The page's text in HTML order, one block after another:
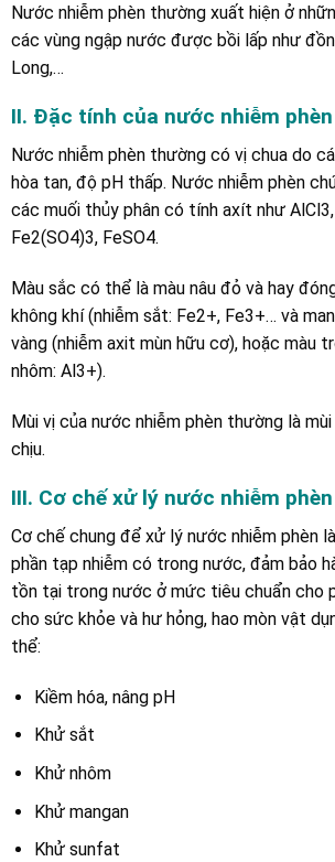
Nước nhiễm phèn thường xuất hiện ở
các vùng ngập nước được bồi lấp như
Long,…
II. Đặc tính của nước nhiễm phèn
Nước nhiễm phèn thường có vị chua do
hòa tan, độ pH thấp. Nước nhiễm phèn
các muối thủy phân có tính axít như
Fe2(SO4)3, FeSO4.
Màu sắc có thể là màu nâu đỏ và hay
không khí (nhiễm sắt: Fe2+, Fe3+… và
vàng (nhiễm axit mùn hữu cơ), hoặc màu
nhôm: Al3+).
Mùi vị của nước nhiễm phèn thường là
chịu.
III. Cơ chế xử lý nước nhiễm phèn
Cơ chế chung để xử lý nước nhiễm phèn
phần tạp nhiễm có trong nước, đảm bảo
tồn tại trong nước ở mức tiêu chuẩn cho
cho sức khỏe và hư hỏng, hao mòn vật
thể:
Kiềm hóa, nâng pH
Khử sắt
Khử nhôm
Khử mangan
Khử sunfat